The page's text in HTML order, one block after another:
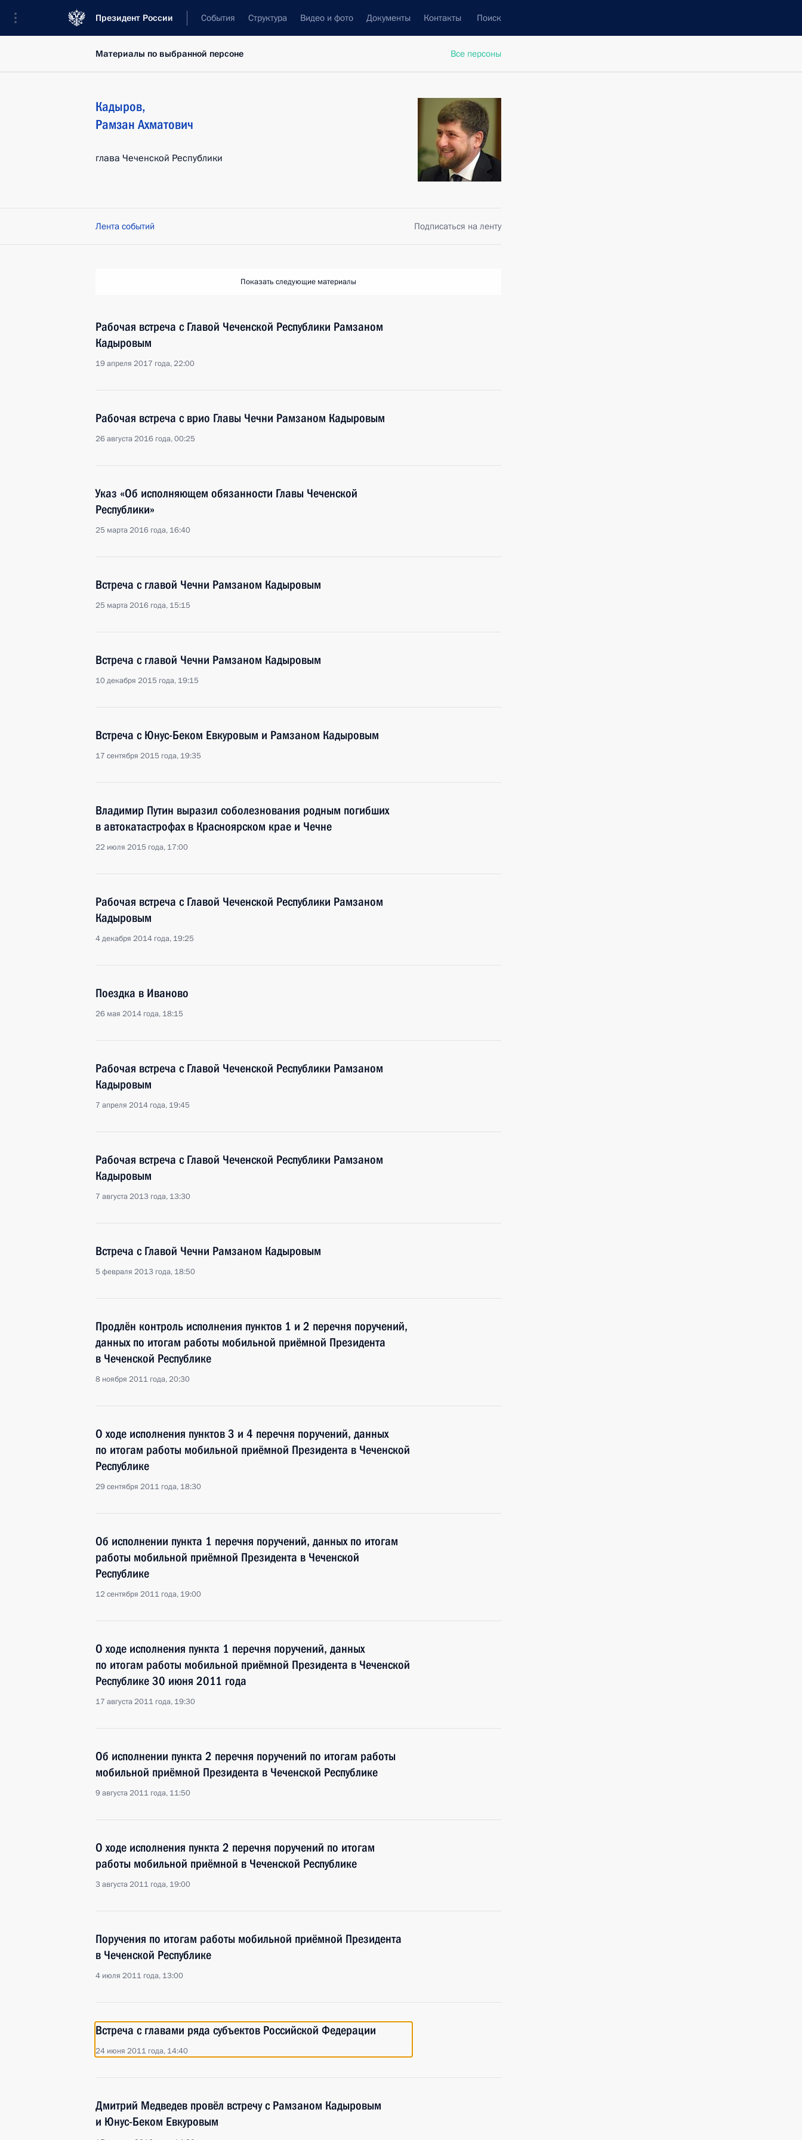
Президент России События Структура Видео и фото Документы Контакты Поиск
Все персоны
Материалы по выбранной персоне
Кадыров,
Рамзан Ахматович
глава Чеченской Республики
Лента событий Подписаться на ленту
Показать следующие материалы
Рабочая встреча с Главой Чеченской Республики Рамзаном
Кадыровым
19 апреля 2017 года, 22:00
Рабочая встреча с врио Главы Чечни Рамзаном Кадыровым
26 августа 2016 года, 00:25
Указ «Об исполняющем обязанности Главы Чеченской
Республики»
25 марта 2016 года, 16:40
Встреча с главой Чечни Рамзаном Кадыровым
25 марта 2016 года, 15:15
Встреча с главой Чечни Рамзаном Кадыровым
10 декабря 2015 года, 19:15
Встреча с Юнус-Беком Евкуровым и Рамзаном Кадыровым
17 сентября 2015 года, 19:35
Владимир Путин выразил соболезнования родным погибших
в автокатастрофах в Красноярском крае и Чечне
22 июля 2015 года, 17:00
Рабочая встреча с Главой Чеченской Республики Рамзаном
Кадыровым
4 декабря 2014 года, 19:25
Поездка в Иваново
26 мая 2014 года, 18:15
Рабочая встреча с Главой Чеченской Республики Рамзаном
Кадыровым
7 апреля 2014 года, 19:45
Рабочая встреча с Главой Чеченской Республики Рамзаном
Кадыровым
7 августа 2013 года, 13:30
Встреча с Главой Чечни Рамзаном Кадыровым
5 февраля 2013 года, 18:50
Продлён контроль исполнения пунктов 1 и 2 перечня поручений,
данных по итогам работы мобильной приёмной Президента
в Чеченской Республике
8 ноября 2011 года, 20:30
О ходе исполнения пунктов 3 и 4 перечня поручений, данных
по итогам работы мобильной приёмной Президента в Чеченской
Республике
29 сентября 2011 года, 18:30
Об исполнении пункта 1 перечня поручений, данных по итогам
работы мобильной приёмной Президента в Чеченской
Республике
12 сентября 2011 года, 19:00
О ходе исполнения пункта 1 перечня поручений, данных
по итогам работы мобильной приёмной Президента в Чеченской
Республике 30 июня 2011 года
17 августа 2011 года, 19:30
Об исполнении пункта 2 перечня поручений по итогам работы
мобильной приёмной Президента в Чеченской Республике
9 августа 2011 года, 11:50
О ходе исполнения пункта 2 перечня поручений по итогам
работы мобильной приёмной в Чеченской Республике
3 августа 2011 года, 19:00
Поручения по итогам работы мобильной приёмной Президента
в Чеченской Республике
4 июля 2011 года, 13:00
Встреча с главами ряда субъектов Российской Федерации
24 июня 2011 года, 14:40
Дмитрий Медведев провёл встречу с Рамзаном Кадыровым
и Юнус-Беком Евкуровым